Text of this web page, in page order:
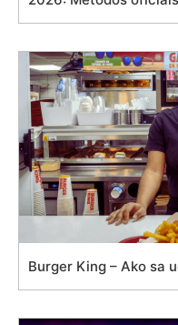
Burger King – Ako sa